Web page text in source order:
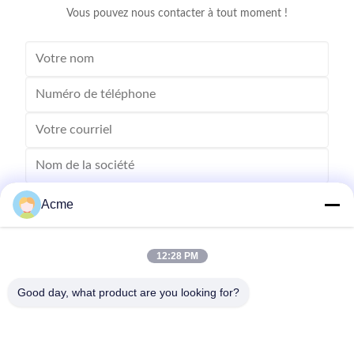
Vous pouvez nous contacter à tout moment !
Envoyez
Acme
12:28 PM
Good day, what product are you looking for?